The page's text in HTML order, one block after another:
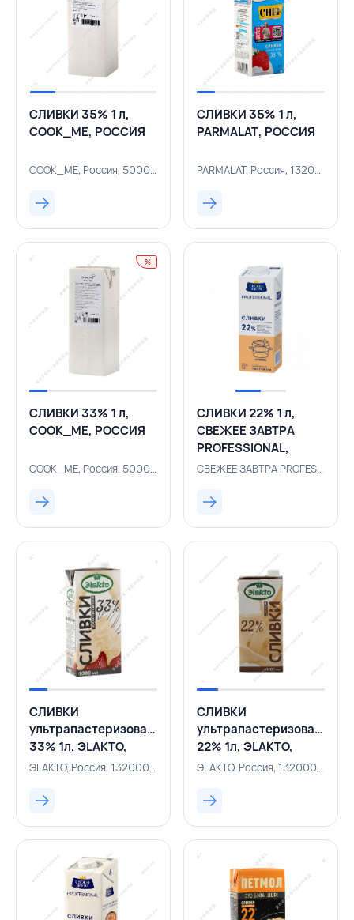
СЛИВКИ 35% 1 л,
COOK_ME, РОССИЯ
COOK_ME, Россия, 500004354
СЛИВКИ 35% 1 л,
PARMALAT, РОССИЯ
PARMALAT, Россия, 132000305
%
СЛИВКИ 33% 1 л,
COOK_ME, РОССИЯ
COOK_ME, Россия, 500004355
СЛИВКИ 22% 1 л,
СВЕЖЕЕ ЗАВТРА
PROFESSIONAL,
РОССИЯ
СВЕЖЕЕ ЗАВТРА PROFESSIONAL, Россия, 500003534
СЛИВКИ
ультрапастеризованные
33% 1л, ЭLAKTO,
РОССИЯ
ЭLAKTO, Россия, 132000020
СЛИВКИ
ультрапастеризованные
22% 1л, ЭLAKTO,
РОССИЯ
ЭLAKTO, Россия, 132000019